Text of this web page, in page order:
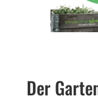
Der